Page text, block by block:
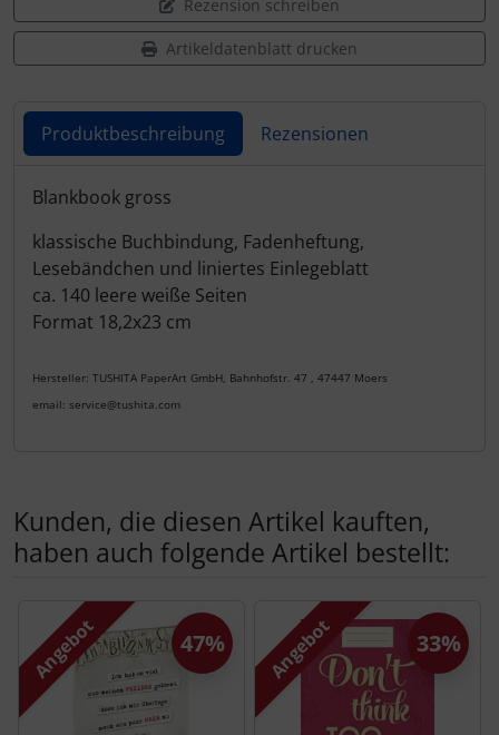
Rezension schreiben
Artikeldatenblatt drucken
Produktbeschreibung Rezensionen
Produktbeschreibung
Blankbook gross
klassische Buchbindung, Fadenheftung,
Lesebändchen und liniertes Einlegeblatt
ca. 140 leere weiße Seiten
Format 18,2x23 cm
Hersteller: TUSHITA PaperArt GmbH, Bahnhofstr. 47 , 47447 Moers
email: service@tushita.com
Kunden, die diesen Artikel kauften,
haben auch folgende Artikel bestellt:
Es folgt ein Produktslider - navigieren Sie mit der Tab-
Angebot 47% Angebot 33%